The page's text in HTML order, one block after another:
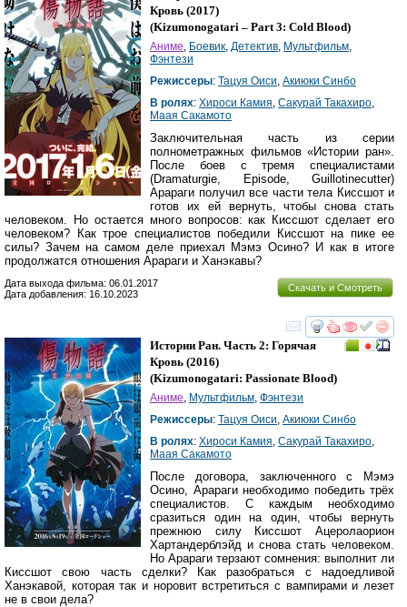
Кровь (2017)
(Kizumonogatari – Part 3: Cold Blood)
Аниме Боевик Детектив Мультфильм
Фэнтези
Режиссеры: Тацуя Оиси Акиюки Синбо
В ролях: Хироси Камия Сакурай Такахиро
Маая Сакамото
Заключительная часть из серии
полнометражных фильмов «Истории ран».
После боев с тремя специалистами
(Dramaturgie, Episode, Guillotinecutter)
Арараги получил все части тела Киссшот и
готов их ей вернуть, чтобы снова стать
человеком. Но остается много вопросов: как Киссшот сделает его
человеком? Как трое специалистов победили Киссшот на пике ее
силы? Зачем на самом деле приехал Мэмэ Осино? И как в итоге
продолжатся отношения Арараги и Ханэкавы?
Скачать и Смотреть
Дата выхода фильма: 06.01.2017
Дата добавления: 16.10.2023
смотреть
Истории Ран. Часть 2: Горячая
Кровь (2016)
(Kizumonogatari: Passionate Blood)
Аниме Мультфильм Фэнтези
Режиссеры: Тацуя Оиси Акиюки Синбо
В ролях: Хироси Камия Сакурай Такахиро
Маая Сакамото
После договора, заключенного с Мэмэ
Осино, Арараги необходимо победить трёх
специалистов. С каждым необходимо
сразиться один на один, чтобы вернуть
прежнюю силу Киссшот Ацеролаорион
Хартандерблэйд и снова стать человеком.
Но Арараги терзают сомнения: выполнит ли
Киссшот свою часть сделки? Как разобраться с надоедливой
Ханэкавой, которая так и норовит встретиться с вампирами и лезет
не в свои дела?